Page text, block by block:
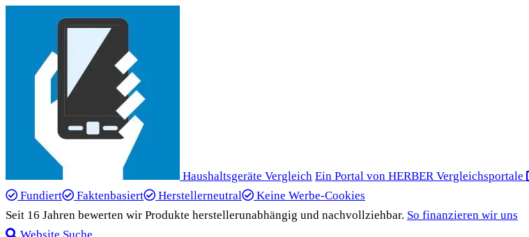
Haushaltsgeräte Vergleich Ein Portal von HERBER Vergleichsportale
Fundiert
Faktenbasiert Herstellerneutral
Keine Werbe-Cookies
Seit 16 Jahren bewerten wir Produkte herstellerunabhängig und nachvollziehbar. So finanzieren wir uns